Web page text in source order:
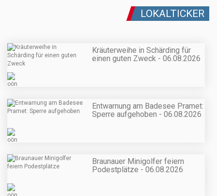
LOKALTICKER
Kräuterweihe in Schärding für
einen guten Zweck - 06.08.2026
Entwarnung am Badesee Pramet:
Sperre aufgehoben - 06.08.2026
Braunauer Minigolfer feiern
Podestplätze - 06.08.2026